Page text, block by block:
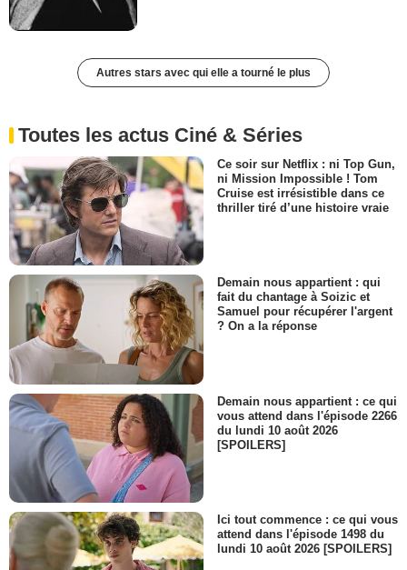
Autres stars avec qui elle a tourné le plus
Toutes les actus Ciné & Séries
Ce soir sur Netflix : ni Top Gun,
ni Mission Impossible ! Tom
Cruise est irrésistible dans ce
thriller tiré d’une histoire vraie
Demain nous appartient : qui
fait du chantage à Soizic et
Samuel pour récupérer l'argent
? On a la réponse
Demain nous appartient : ce qui
vous attend dans l'épisode 2266
du lundi 10 août 2026
[SPOILERS]
Ici tout commence : ce qui vous
attend dans l'épisode 1498 du
lundi 10 août 2026 [SPOILERS]